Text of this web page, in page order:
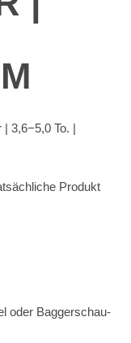
Pro­dukt
oder Bag­ger­schau­